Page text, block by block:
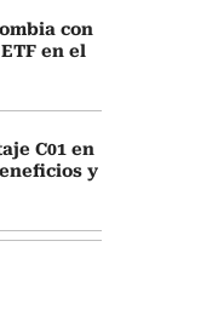
con
en el
C01 en
y